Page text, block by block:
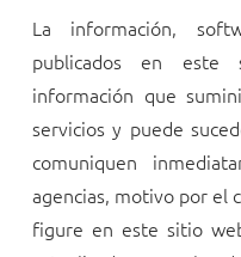
La información,
publicados en
información que
servicios y puede
comuniquen
agencias, motivo por el
figure en este sitio